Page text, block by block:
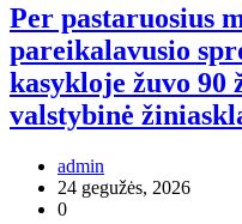
Per pastaruosius
pareikalavusio
kasykloje žuvo 90
valstybinė
admin
24 gegužės, 2026
0